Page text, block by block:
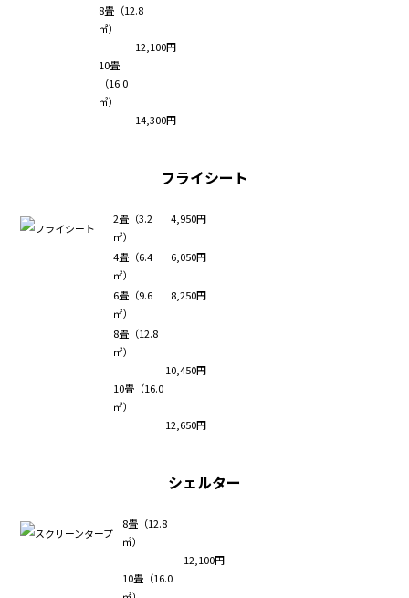
8畳（12.8
㎡）
12,100円
10畳
（16.0
㎡）
14,300円
フライシート
2畳（3.2
㎡）
4,950円
4畳（6.4
㎡）
6,050円
6畳（9.6
㎡）
8,250円
8畳（12.8
㎡）
10,450円
10畳（16.0
㎡）
12,650円
シェルター
8畳（12.8
㎡）
12,100円
10畳（16.0